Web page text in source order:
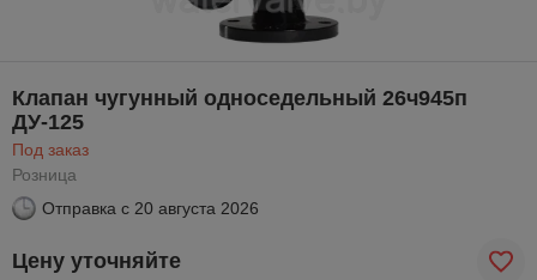
Клапан чугунный односедельный 26ч945п
ДУ-125
Под заказ
Розница
Отправка с 20 августа 2026
Цену уточняйте